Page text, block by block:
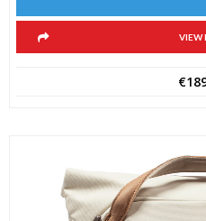
VIEW
€